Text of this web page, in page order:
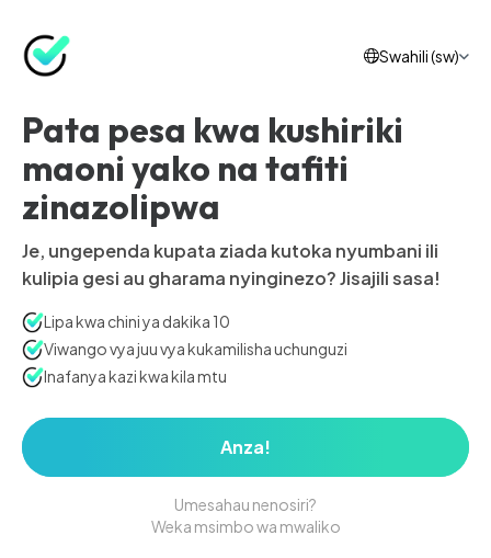
Swahili (sw)
Pata pesa kwa kushiriki
maoni yako na tafiti
zinazolipwa
Je, ungependa kupata ziada kutoka nyumbani ili
kulipia gesi au gharama nyinginezo? Jisajili sasa!
Lipa kwa chini ya dakika 10
Viwango vya juu vya kukamilisha uchunguzi
Inafanya kazi kwa kila mtu
Anza!
Umesahau nenosiri?
Weka msimbo wa mwaliko